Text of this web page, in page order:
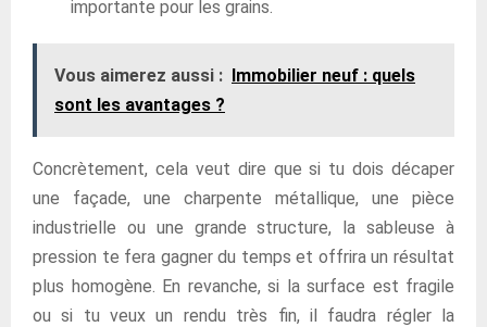
importante pour les grains.
Vous aimerez aussi : Immobilier neuf : quels
sont les avantages ?
Concrètement, cela veut dire que si tu dois décaper
une façade, une charpente métallique, une pièce
industrielle ou une grande structure, la sableuse à
pression te fera gagner du temps et offrira un résultat
plus homogène. En revanche, si la surface est fragile
ou si tu veux un rendu très fin, il faudra régler la